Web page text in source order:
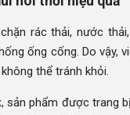
rác thải, nước
ống cống. Do vậy,
thể tránh khỏi.
, sản phẩm được trang